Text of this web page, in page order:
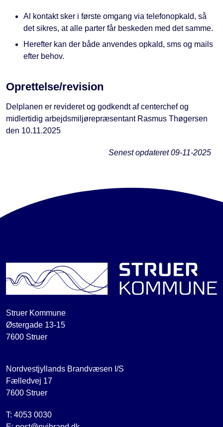
Al kontakt sker i første omgang via telefonopkald, så
det sikres, at alle parter får beskeden med det samme.
Herefter kan der både anvendes opkald, sms og mails
efter behov.
Oprettelse/revision
Delplanen er revideret og godkendt af centerchef og
midlertidig arbejdsmiljørepræsentant Rasmus Thøgersen
den 10.11.2025
Senest opdateret09-11-2025
Struer Kommune
Østergade 13-15
7600 Struer
Nordvestjyllands Brandvæsen I/S
Fælledvej 17
7600 Struer
T: 4053 0030